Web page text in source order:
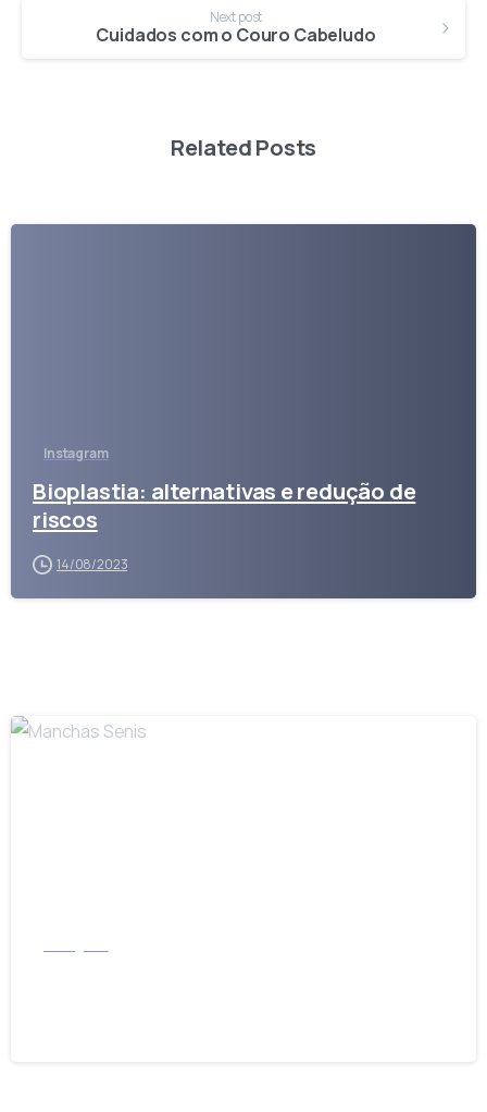
Next post
Cuidados com o Couro Cabeludo
Related Posts
Instagram
Bioplastia: alternativas e redução de
riscos
14/08/2023